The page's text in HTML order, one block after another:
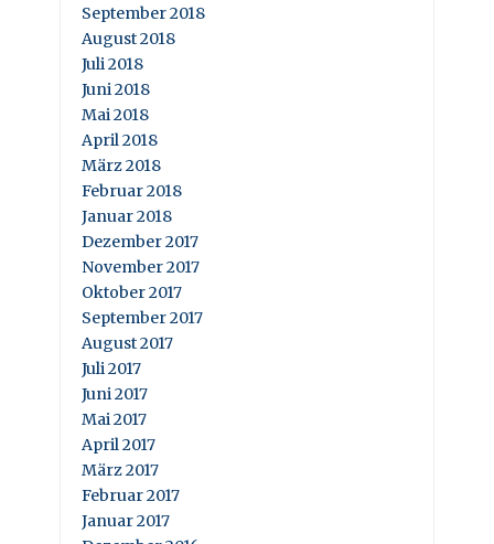
September 2018
August 2018
Juli 2018
Juni 2018
Mai 2018
April 2018
März 2018
Februar 2018
Januar 2018
Dezember 2017
November 2017
Oktober 2017
September 2017
August 2017
Juli 2017
Juni 2017
Mai 2017
April 2017
März 2017
Februar 2017
Januar 2017